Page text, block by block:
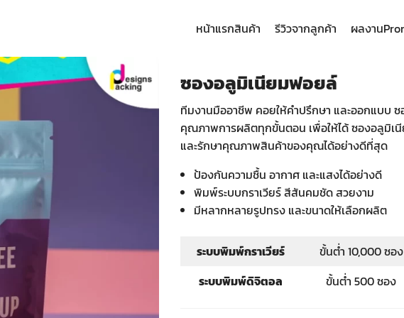
หน้าแรกสินค้า รีวิวจากลูกค้า ผลงาน
ซองอลูมิเนียมฟอยล์
ทีมงานมืออาชีพ คอยให้คำปรึกษา และออกแบบ
คุณภาพการผลิตทุกขั้นตอน เพื่อให้ได้ ซองอลูมิเ
และรักษาคุณภาพสินค้าของคุณได้อย่างดีที่สุด
ป้องกันความชื้น อากาศ และแสงได้อย่างดี
พิมพ์ระบบกราเวียร์ สีสันคมชัด สวยงาม
มีหลากหลายรูปทรง และขนาดให้เลือกผลิต
ระบบพิมพ์กราเวียร์ ขั้นต่ำ 10,000 ซอง
ระบบพิมพ์ดิจิตอล
ขั้นต่ำ 500 ซอง